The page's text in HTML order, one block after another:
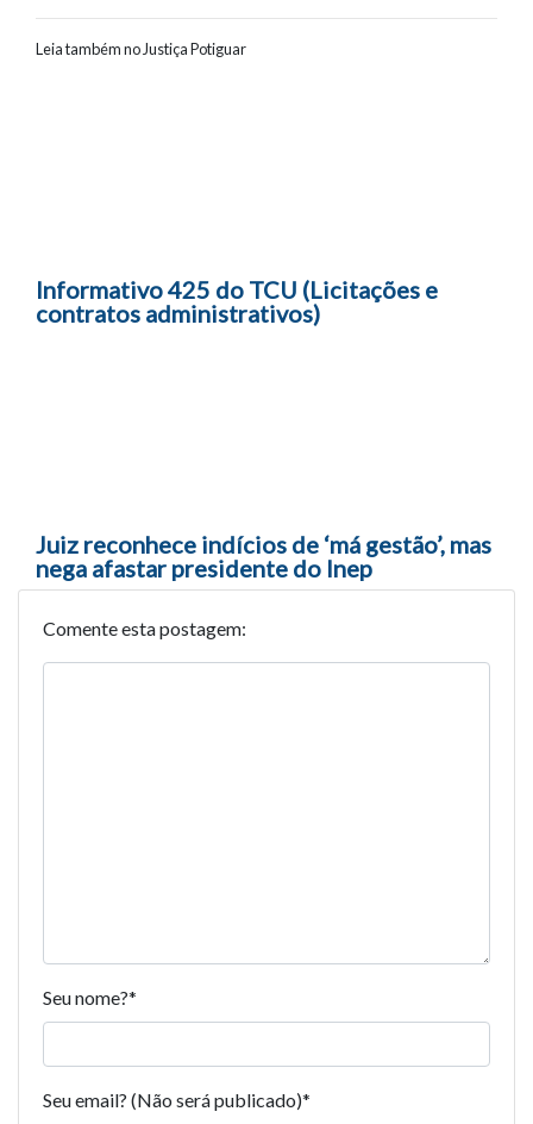
Leia também no Justiça Potiguar
Informativo 425 do TCU (Licitações e
contratos administrativos)
Juiz reconhece indícios de ‘má gestão’, mas
nega afastar presidente do Inep
Comente esta postagem:
Seu nome?*
Seu email? (Não será publicado)*